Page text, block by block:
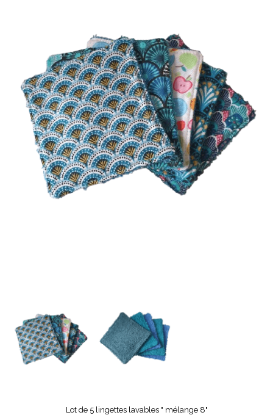
Lot de 5 lingettes lavables " mélange 8"